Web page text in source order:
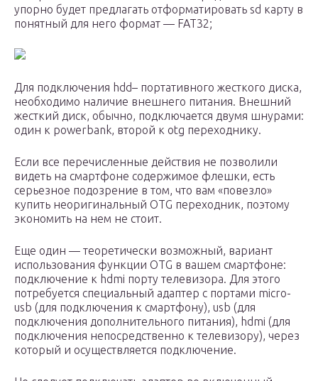
упорно будет предлагать отформатировать sd карту в
понятный для него формат — FAT32;
Для подключения hdd– портативного жесткого диска,
необходимо наличие внешнего питания. Внешний
жесткий диск, обычно, подключается двумя шнурами:
один к powerbank, второй к otg переходнику.
Если все перечисленные действия не позволили
видеть на смартфоне содержимое флешки, есть
серьезное подозрение в том, что вам «повезло»
купить неоригинальный OTG переходник, поэтому
экономить на нем не стоит.
Еще один — теоретически возможный, вариант
использования функции OTG в вашем смартфоне:
подключение к hdmi порту телевизора. Для этого
потребуется специальный адаптер с портами micro-
usb (для подключения к смартфону), usb (для
подключения дополнительного питания), hdmi (для
подключения непосредственно к телевизору), через
который и осуществляется подключение.